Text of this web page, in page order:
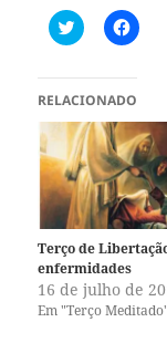
C
l
u
e
p
a
r
a
c
o
m
p
a
r
t
i
l
h
a
C
l
u
e
p
a
r
a
c
o
m
p
a
r
t
l
h
a
RELACIONADO
Terço de
enfermidades
16 de julho de
Em "Terço Meditado"